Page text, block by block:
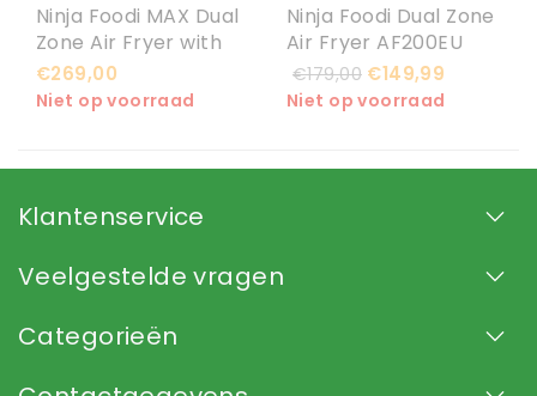
Ninja Foodi MAX Dual
Zone Air Fryer with
Smart Cook System
AF451EU
€269,00
Niet op voorraad
Ninja Foodi Dual Zone
Air Fryer AF200EU
€179,00 €149,99
Niet op voorraad
Klantenservice
Veelgestelde vragen
Categorieën